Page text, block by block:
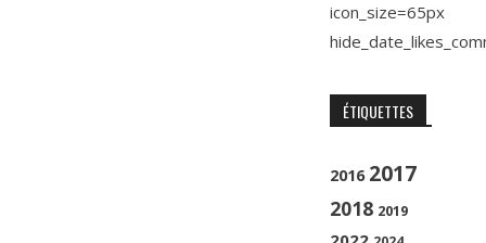
icon_size=65px
ÉTIQUETTES
2016 2017
2018 2019